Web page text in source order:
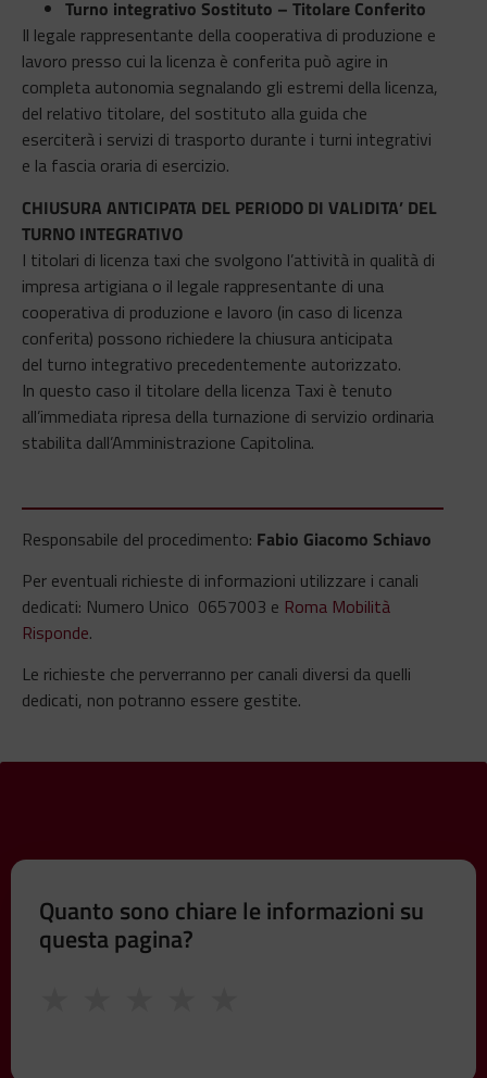
Turno integrativo Sostituto – Titolare Conferito
Il legale rappresentante della cooperativa di produzione e
lavoro presso cui la licenza è conferita può agire in
completa autonomia segnalando gli estremi della licenza,
del relativo titolare, del sostituto alla guida che
eserciterà i servizi di trasporto durante i turni integrativi
e la fascia oraria di esercizio.
CHIUSURA ANTICIPATA DEL PERIODO DI VALIDITA’ DEL
TURNO INTEGRATIVO
I titolari di licenza taxi che svolgono l’attività in qualità di
impresa artigiana o il legale rappresentante di una
cooperativa di produzione e lavoro (in caso di licenza
conferita) possono richiedere la chiusura anticipata
del turno integrativo precedentemente autorizzato.
In questo caso il titolare della licenza Taxi è tenuto
all’immediata ripresa della turnazione di servizio ordinaria
stabilita dall’Amministrazione Capitolina.
Responsabile del procedimento: Fabio Giacomo Schiavo
Per eventuali richieste di informazioni utilizzare i canali
dedicati: Numero Unico 0657003 e Roma Mobilità
Risponde.
Le richieste che perverranno per canali diversi da quelli
dedicati, non potranno essere gestite.
Quanto sono chiare le informazioni su
questa pagina?